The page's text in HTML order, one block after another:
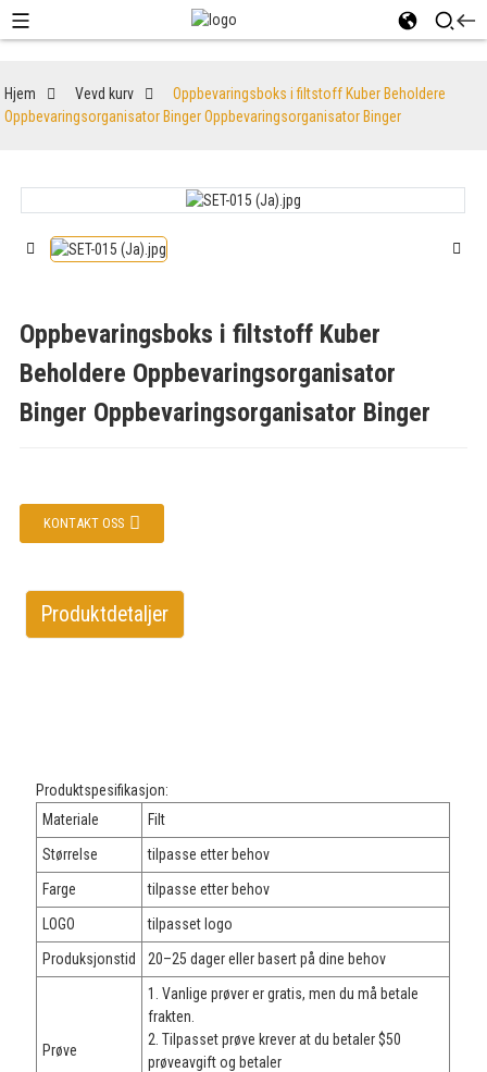
Hjem Vevd kurv
Oppbevaringsboks i filtstoff Kuber Beholdere
Oppbevaringsorganisator Binger Oppbevaringsorganisator Binger
Oppbevaringsboks i filtstoff Kuber
Beholdere Oppbevaringsorganisator
Binger Oppbevaringsorganisator Binger
KONTAKT OSS
Produktdetaljer
Produktspesifikasjon:
Materiale
Filt
Størrelse
tilpasse etter behov
Farge
tilpasse etter behov
LOGO
tilpasset logo
Produksjonstid
20–25 dager eller basert på dine behov
Prøve
1. Vanlige prøver er gratis, men du må betale
frakten.
2. Tilpasset prøve krever at du betaler $50
prøveavgift og betaler